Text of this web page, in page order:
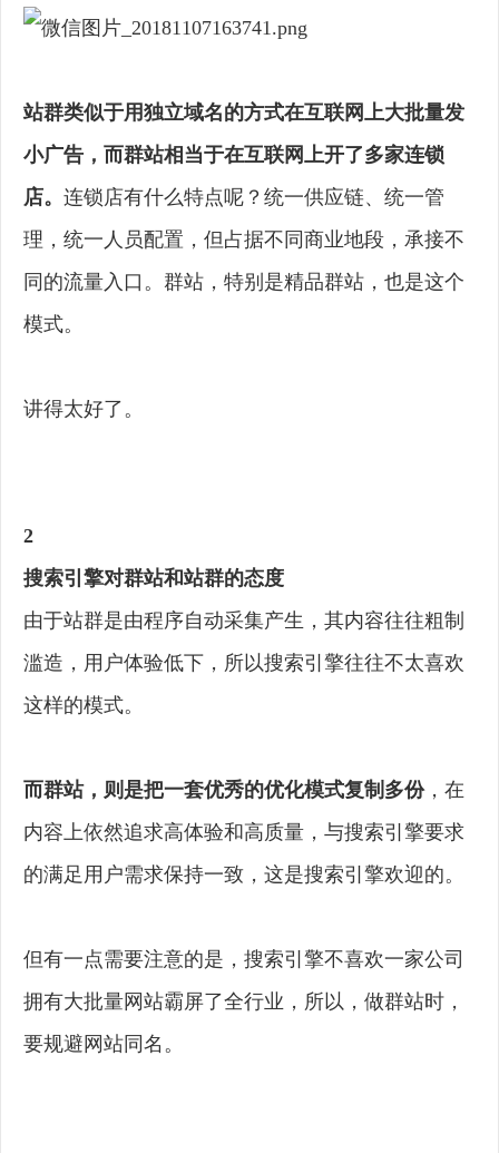
站群类似于用独立域名的方式在互联网上大批量发
小广告，而群站相当于在互联网上开了多家连锁
店。 连锁店有什么特点呢？统一供应链、统一管
理，统一人员配置，但占据不同商业地段，承接不
同的流量入口。群站，特别是精品群站，也是这个
模式。
讲得太好了。
2
搜索引擎对群站和站群的态度
由于站群是由程序自动采集产生，其内容往往粗制
滥造，用户体验低下，所以搜索引擎往往不太喜欢
这样的模式。
而群站，则是把一套优秀的优化模式复制多份，在
内容上依然追求高体验和高质量，与搜索引擎要求
的满足用户需求保持一致，这是搜索引擎欢迎的。
但有一点需要注意的是，搜索引擎不喜欢一家公司
拥有大批量网站霸屏了全行业，所以，做群站时，
要规避网站同名。